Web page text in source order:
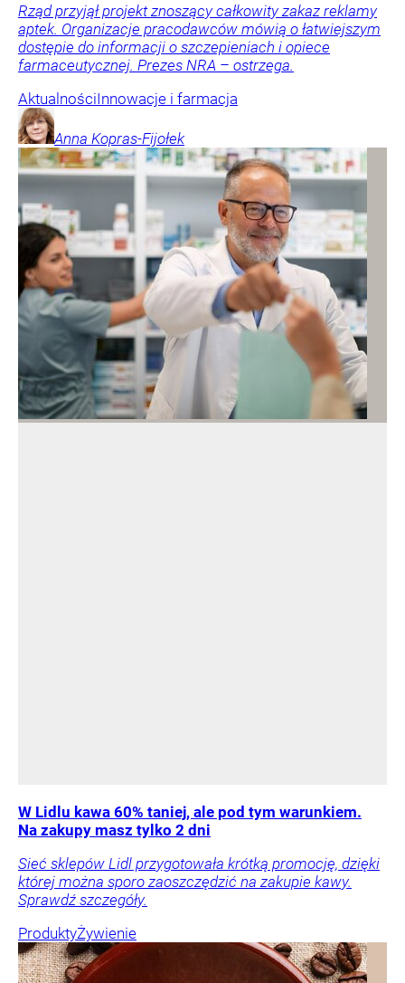
Rząd przyjął projekt znoszący całkowity zakaz reklamy
aptek. Organizacje pracodawców mówią o łatwiejszym
dostępie do informacji o szczepieniach i opiece
farmaceutycznej. Prezes NRA – ostrzega.
AktualnościInnowacje i farmacja
Anna Kopras-Fijołek
W Lidlu kawa 60% taniej, ale pod tym warunkiem.
Na zakupy masz tylko 2 dni
Sieć sklepów Lidl przygotowała krótką promocję, dzięki
której można sporo zaoszczędzić na zakupie kawy.
Sprawdź szczegóły.
ProduktyŻywienie